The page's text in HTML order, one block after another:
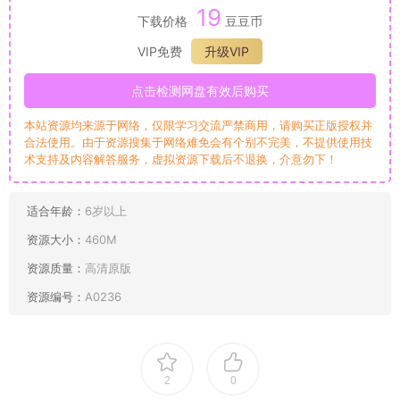
下载价格 19 豆豆币
VIP免费
升级VIP
点击检测网盘有效后购买
本站资源均来源于网络，仅限学习交流严禁商用，请购买正版授权并
合法使用。由于资源搜集于网络难免会有个别不完美，不提供使用技
术支持及内容解答服务，虚拟资源下载后不退换，介意勿下！
适合年龄： 6岁以上
资源大小： 460M
资源质量： 高清原版
资源编号： A0236
2 0